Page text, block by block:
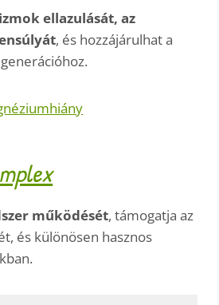
ellazulását, az
, és hozzájárulhat a
működését, támogatja az
és különösen hasznos